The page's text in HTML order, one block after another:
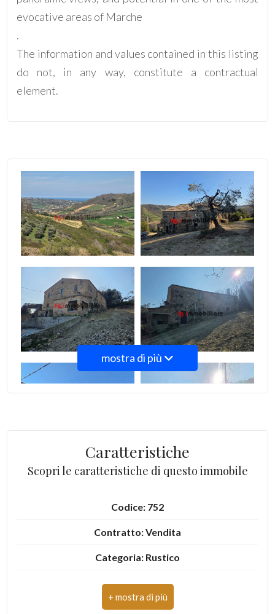
evocative areas of Marche
.
The information and values contained in this listing
do not, in any way, constitute a contractual
element.
mostra di più
Caratteristiche
Scopri le caratteristiche di questo immobile
Codice: 752
Contratto: Vendita
Categoria: Rustico
Comune: Ripatransone
Totale mq: 300 mq